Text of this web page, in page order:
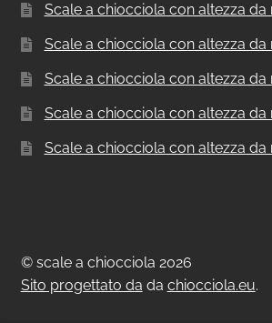
Scale a chiocciola con altezza da
Scale a chiocciola con altezza da
Scale a chiocciola con altezza da
Scale a chiocciola con altezza da
Scale a chiocciola con altezza da
© scale a chiocciola 2026
Sito progettato da da chiocciola.eu.